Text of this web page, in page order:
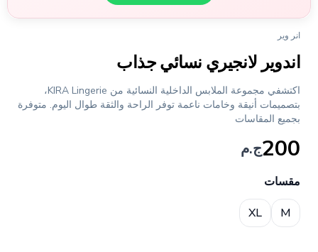
انر وير
اندوير لانجيري نسائي جذاب
اكتشفي مجموعة الملابس الداخلية النسائية من KIRA Lingerie،
بتصميمات أنيقة وخامات ناعمة توفر الراحة والثقة طوال اليوم. متوفرة
بجميع المقاسات
200ج.م
مقسات
Choose a size
M
XL